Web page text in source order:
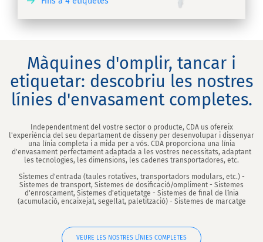
Màquines d'omplir, tancar i
etiquetar: descobriu les nostres
línies d'envasament completes.
Independentment del vostre sector o producte, CDA us ofereix
l'experiència del seu departament de disseny per desenvolupar i dissenyar
una línia completa i a mida per a vós. CDA proporciona una línia
d'envasament perfectament adaptada a les vostres necessitats, adaptant
les tecnologies, les dimensions, les cadenes transportadores, etc.
Sistemes d'entrada (taules rotatives, transportadors modulars, etc.) -
Sistemes de transport, Sistemes de dosificació/ompliment - Sistemes
d'enroscament, Sistemes d'etiquetatge - Sistemes de final de línia
(acumulació, encaixejat, segellat, paletització) - Sistemes de marcatge
VEURE LES NOSTRES LÍNIES COMPLETES